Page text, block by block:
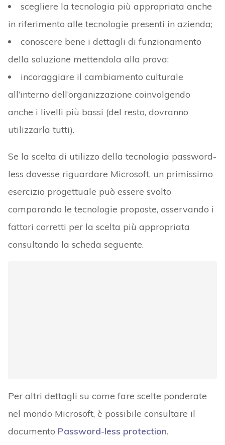
scegliere la tecnologia più appropriata anche
in riferimento alle tecnologie presenti in azienda;
conoscere bene i dettagli di funzionamento
della soluzione mettendola alla prova;
incoraggiare il cambiamento culturale
all’interno dell’organizzazione coinvolgendo
anche i livelli più bassi (del resto, dovranno
utilizzarla tutti).
Se la scelta di utilizzo della tecnologia password-
less dovesse riguardare Microsoft, un primissimo
esercizio progettuale può essere svolto
comparando le tecnologie proposte, osservando i
fattori corretti per la scelta più appropriata
consultando la scheda seguente.
Per altri dettagli su come fare scelte ponderate
nel mondo Microsoft, è possibile consultare il
documento Password-less protection.